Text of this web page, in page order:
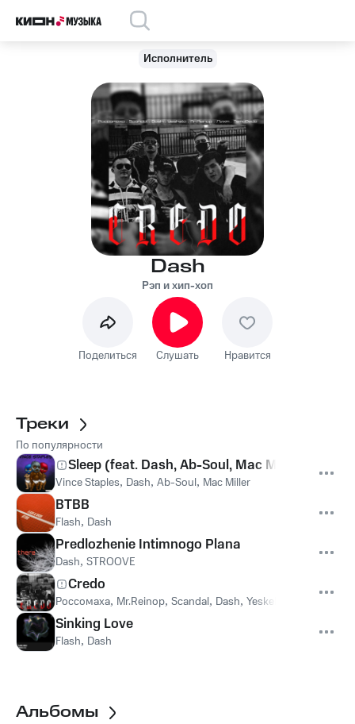
Исполнитель
Dash
Рэп и хип-хоп
Поделиться Слушать Нравится
Треки
По популярности
Sleep (feat. Dash, Ab-Soul, Mac Miller)
Vince Staples, Dash, Ab-Soul, Mac Miller
BTBB
Flash, Dash
Predlozhenie Intimnogo Plana
Dash, STROOVE
Credo
Россомаха, Mr.Reinop, Scandal, Dash, Yeskela
Sinking Love
Flash, Dash
Альбомы